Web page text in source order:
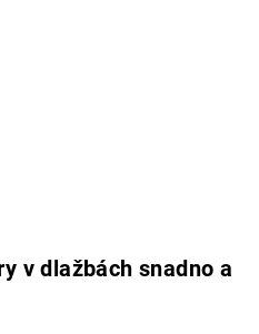
v dlažbách snadno a